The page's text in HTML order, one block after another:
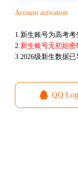
Account activation
1.新生账号为高考考
2.新生账号无初始密
3.2026级新生数据已
QQ